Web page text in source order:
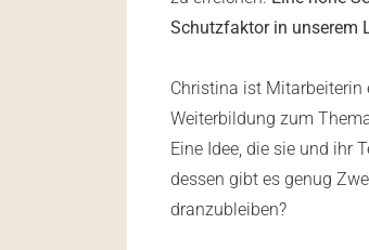
Schutzfaktor in unserem
Christina ist Mitarbeiterin
Weiterbildung zum
Eine Idee, die sie und ihr
dessen gibt es genug
dranzubleiben?